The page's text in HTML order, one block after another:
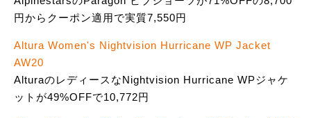
円からクーポン適用で実質7,550円
Altura Women's Nightvision Hurricane WP Jacket
AW20
AlturaのレディースなNightvision Hurricane WPジャケ
ットが49%OFFで10,772円